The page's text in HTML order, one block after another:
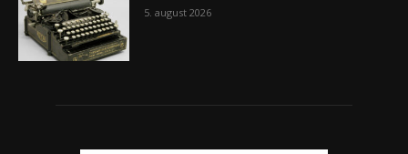
5. august 2026